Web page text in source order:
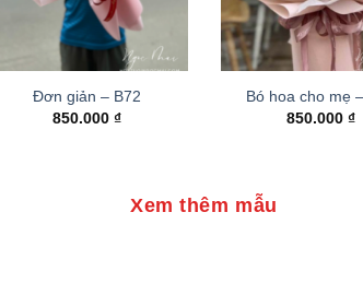
Đơn giản – B72
850.000₫
Bó hoa cho mẹ
850.000 ₫
Xem thêm mẫu